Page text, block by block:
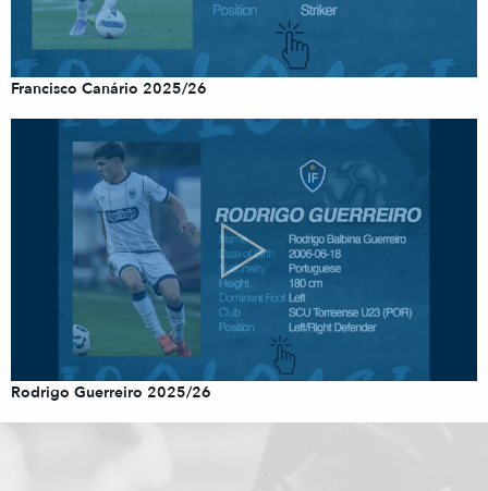
Francisco Canário 2025/26
Rodrigo Guerreiro 2025/26